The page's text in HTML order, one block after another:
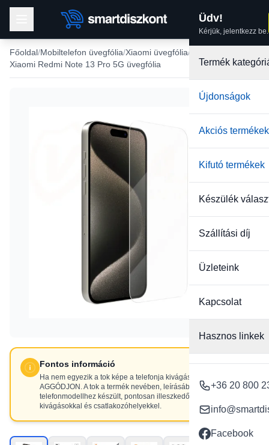
Üdv!
Kérjük, jelentkezz be.
Termék
Újdonságok
Akciós termékek
Kifutó termékek
Készülék
Szállítási díj
Üzleteink
Kapcsolat
Hasznos linkek
+36 20 800
Facebook
Főoldal Mobiltelefon üvegfólia Xiaomi üvegfólia
Xiaomi Redmi Note 13 Pro 5G üvegfólia
Fontos információ
Ha nem egyezik a tok képe a telefonja kivágásaival, NE
AGGÓDJON. A tok a termék nevében, leírásában szereplő
telefonmodellhez készült, pontosan illeszkedő
kivágásokkal és csatlakozóhelyekkel.